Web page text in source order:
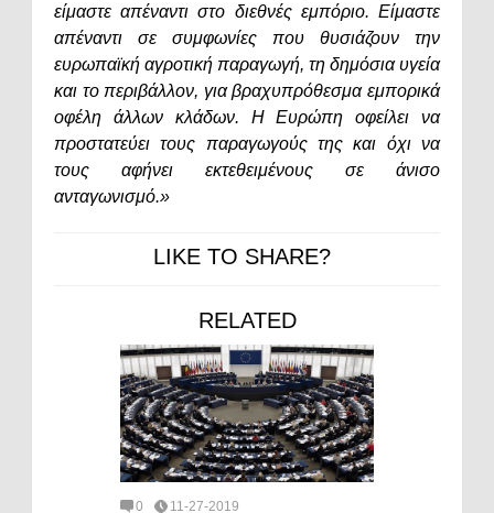
είμαστε απέναντι στο διεθνές εμπόριο. Είμαστε
απέναντι σε συμφωνίες που θυσιάζουν την
ευρωπαϊκή αγροτική παραγωγή, τη δημόσια υγεία
και το περιβάλλον, για βραχυπρόθεσμα εμπορικά
οφέλη άλλων κλάδων. Η Ευρώπη οφείλει να
προστατεύει τους παραγωγούς της και όχι να
τους αφήνει εκτεθειμένους σε άνισο
ανταγωνισμό.»
LIKE TO SHARE?
RELATED
0 11-27-2019